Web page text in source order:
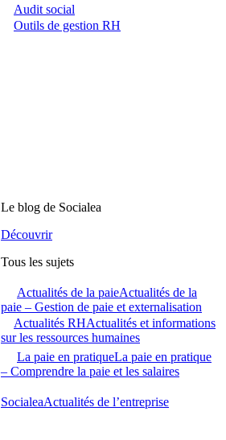
Audit social
Outils de gestion RH
Le blog de Socialea
Découvrir
Tous les sujets
Actualités de la paieActualités de la
paie – Gestion de paie et externalisation
Actualités RHActualités et informations
sur les ressources humaines
La paie en pratiqueLa paie en pratique
– Comprendre la paie et les salaires
SocialeaActualités de l’entreprise